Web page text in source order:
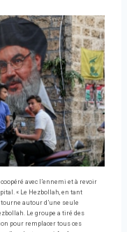
avec l’ennemi et à revoir
« Le Hezbollah, en tant
autour d’une seule
Le groupe a tiré des
pour remplacer tous ces